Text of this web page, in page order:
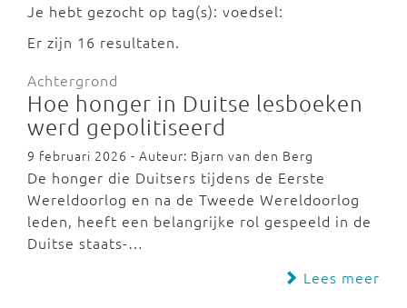
Je hebt gezocht op tag(s): voedsel:
Er zijn 16 resultaten.
Achtergrond
Hoe honger in Duitse lesboeken
werd gepolitiseerd
9 februari 2026 - Auteur: Bjarn van den Berg
De honger die Duitsers tijdens de Eerste
Wereldoorlog en na de Tweede Wereldoorlog
leden, heeft een belangrijke rol gespeeld in de
Duitse staats-…
Lees meer